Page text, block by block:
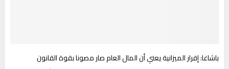
باشاغا: إقرار الميزانية يعني أن المال العام صار مصونا بقوة القانون